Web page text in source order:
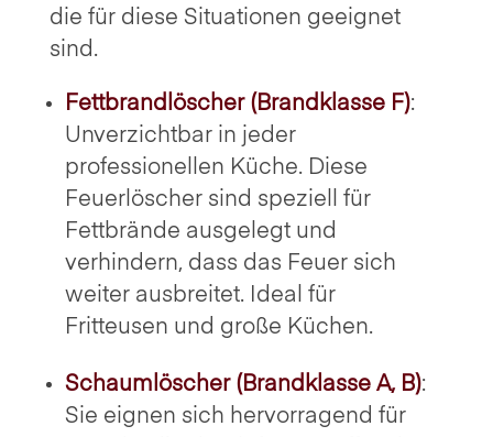
die für diese Situationen geeignet
sind.
Fettbrandlöscher (Brandklasse F):
Unverzichtbar in jeder
professionellen Küche. Diese
Feuerlöscher sind speziell für
Fettbrände ausgelegt und
verhindern, dass das Feuer sich
weiter ausbreitet. Ideal für
Fritteusen und große Küchen.
Schaumlöscher (Brandklasse A, B):
Sie eignen sich hervorragend für